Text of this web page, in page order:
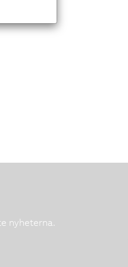
nyheterna.